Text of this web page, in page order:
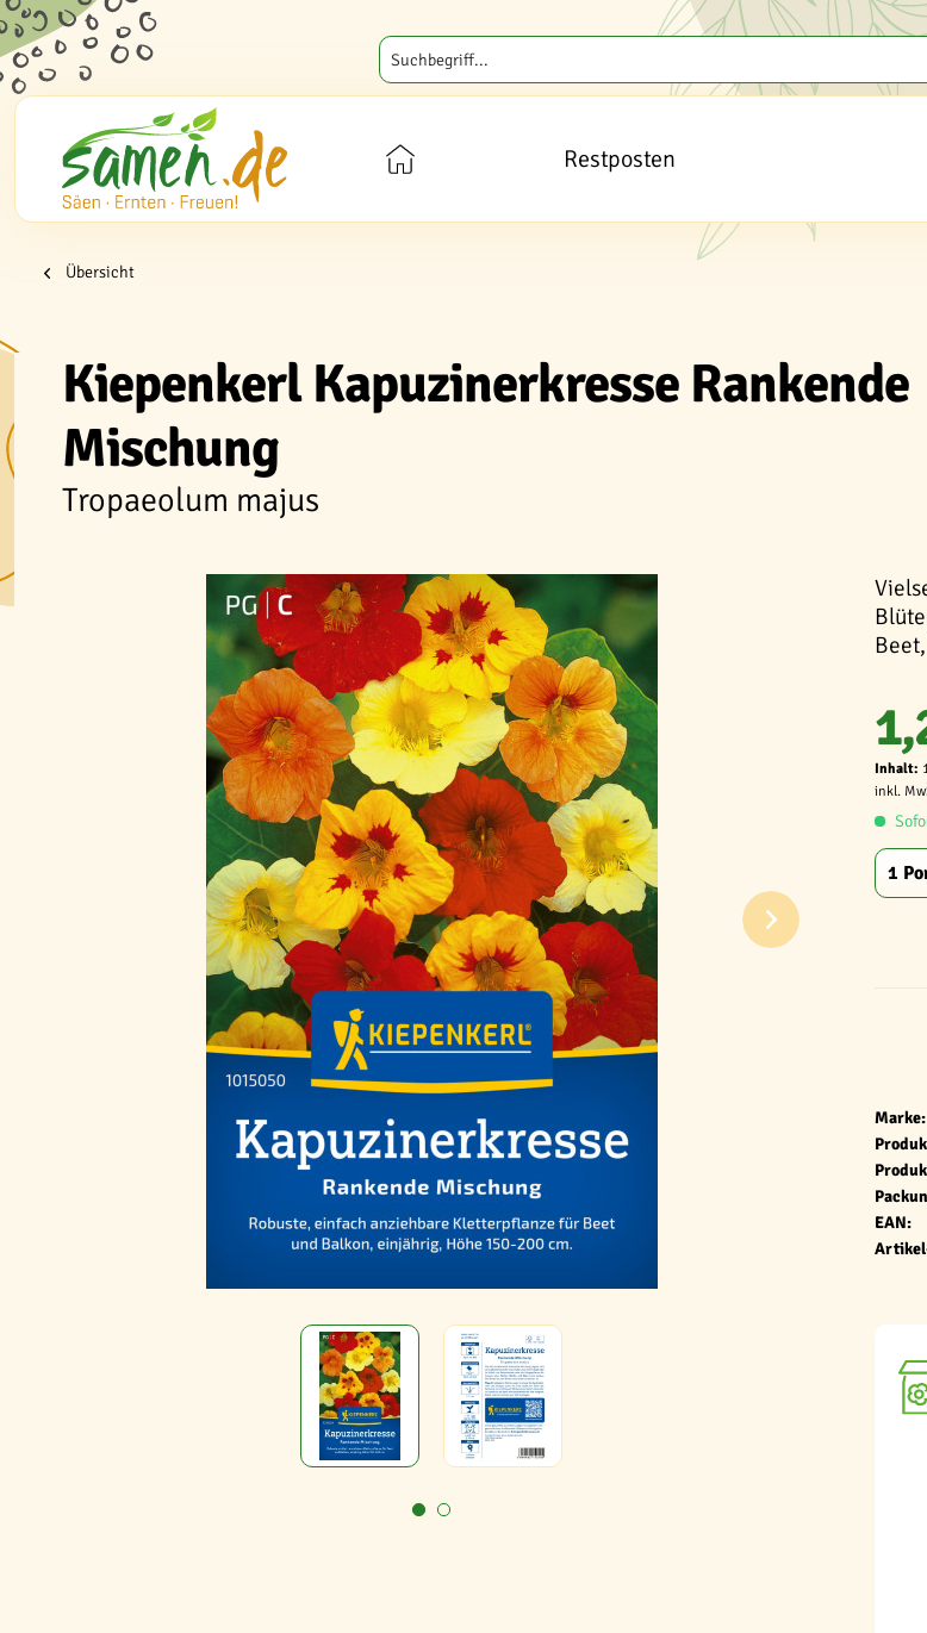
Restposten
Übersicht
Kiepenkerl Kapuzinerkresse Rankende
Mischung
Tropaeolum majus
Marke:
EAN:
Inhalt:
inkl.